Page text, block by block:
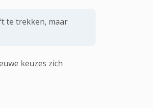
te trekken, maar
keuzes zich